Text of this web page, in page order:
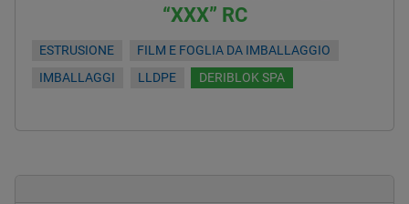
“XXX” RC
ESTRUSIONE
FILM E FOGLIA DA IMBALLAGGIO
IMBALLAGGI
LLDPE DERIBLOK SPA